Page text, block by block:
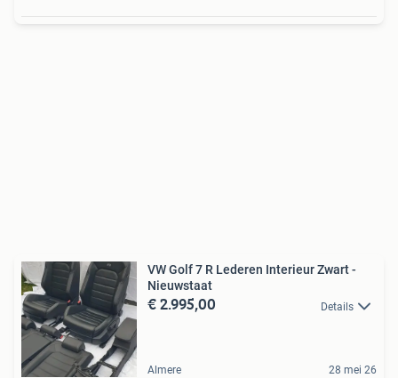
VW Golf 7 R Lederen Interieur Zwart -
Nieuwstaat
€ 2.995,00 Details
Almere 28 mei 26